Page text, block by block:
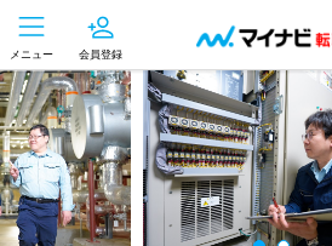
メニュー 会員登録